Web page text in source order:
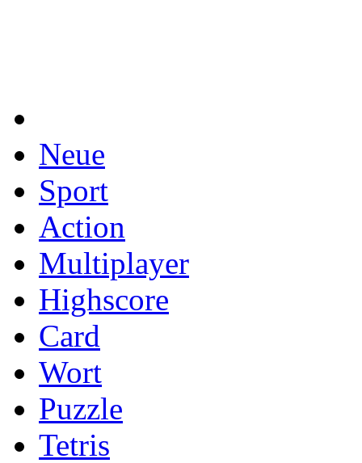
Neue
Sport
Action
Multiplayer
Highscore
Card
Wort
Puzzle
Tetris